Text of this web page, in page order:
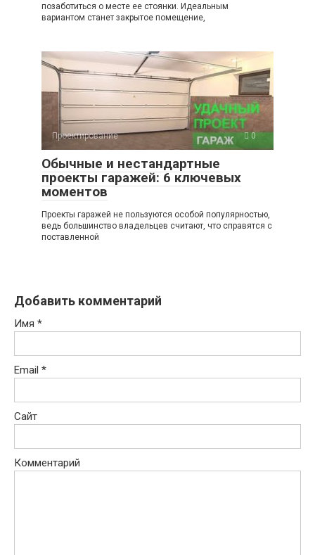
позаботиться о месте ее стоянки. Идеальным
вариантом станет закрытое помещение,
Проектирование 0
Обычные и нестандартные
проекты гаражей: 6 ключевых
моментов
Проекты гаражей не пользуются особой популярностью,
ведь большинство владельцев считают, что справятся с
поставленной
Добавить комментарий
Имя *
Email *
Сайт
Комментарий